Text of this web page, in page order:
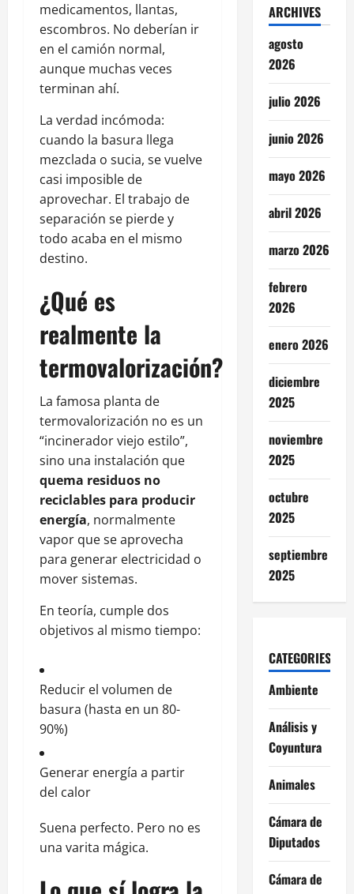
medicamentos, llantas,
escombros. No deberían ir
en el camión normal,
aunque muchas veces
terminan ahí.
La verdad incómoda:
cuando la basura llega
mezclada o sucia, se vuelve
casi imposible de
aprovechar. El trabajo de
separación se pierde y
todo acaba en el mismo
destino.
¿Qué es
realmente la
termovalorización?
La famosa planta de
termovalorización no es un
“incinerador viejo estilo”,
sino una instalación que
quema residuos no
reciclables para producir
energía, normalmente
vapor que se aprovecha
para generar electricidad o
mover sistemas.
En teoría, cumple dos
objetivos al mismo tiempo:
Reducir el volumen de
basura (hasta en un 80-
90%)
Generar energía a partir
del calor
Suena perfecto. Pero no es
una varita mágica.
ARCHIVES
agosto
2026
julio 2026
junio 2026
mayo 2026
abril 2026
marzo 2026
febrero
2026
enero 2026
diciembre
2025
noviembre
2025
octubre
2025
septiembre
2025
CATEGORIES
Ambiente
Análisis y
Coyuntura
Animales
Cámara de
Diputados
Cámara de